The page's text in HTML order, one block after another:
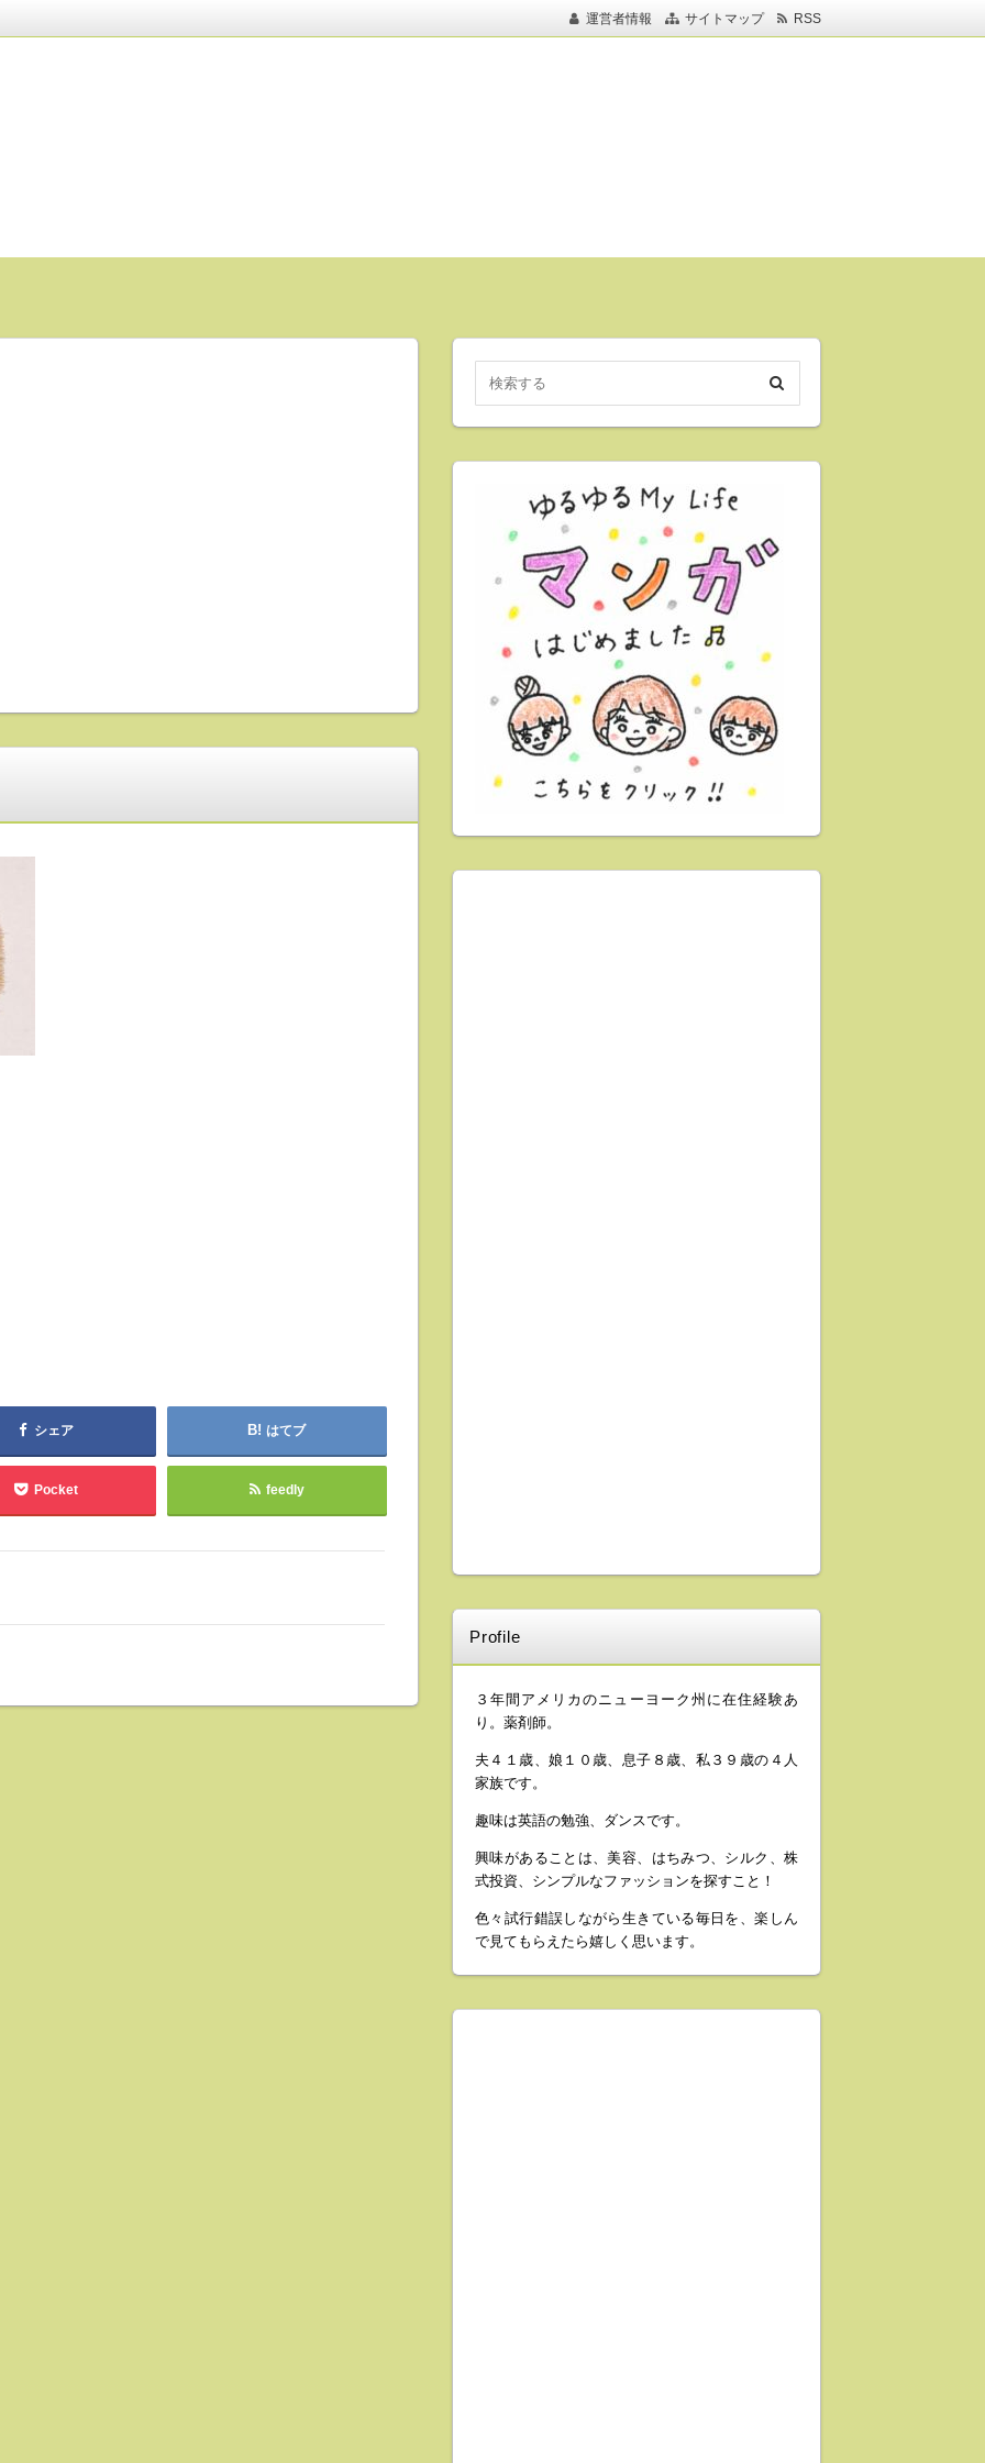
運営者情報 サイトマップ RSS
シェア はてブ
Pocket feedly
Profile
３年間アメリカのニューヨーク州に在住経験あ
り。薬剤師。
夫４１歳、娘１０歳、息子８歳、私３９歳の４人
家族です。
趣味は英語の勉強、ダンスです。
興味があることは、美容、はちみつ、シルク、株
式投資、シンプルなファッションを探すこと！
色々試行錯誤しながら生きている毎日を、楽しん
で見てもらえたら嬉しく思います。